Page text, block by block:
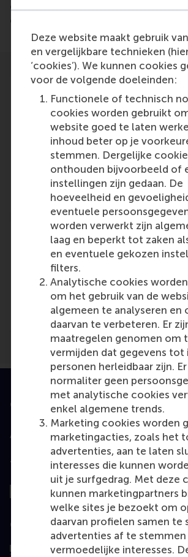
Deze website maakt gebruik
en vergelijkbare technieken
‘cookies’). We kunnen cookies
voor de volgende doeleinden:
Functionele of technisch
cookies worden gebruikt
website goed te laten
inhoud beter op je
stemmen. Dergelijke
onthouden bijvoorbeeld of
instellingen zijn gedaan. De
hoeveelheid en
eventuele
worden verwerkt zijn
laag en beperkt tot zaken
en eventuele gekozen
filters.
Analytische cookies
om het gebruik van de
algemeen te analyseren en
daarvan te verbeteren. Er
maatregelen genomen om
vermijden dat gegevens tot
personen herleidbaar zijn.
normaliter geen
met analytische cookies
enkel algemene trends.
Marketing cookies worden
marketingacties, zoals het
advertenties, aan te laten
interesses die kunnen
uit je surfgedrag. Met deze
kunnen marketingpartners
welke sites je bezoekt om
daarvan profielen samen te
advertenties af te stemmen
vermoedelijke interesses.
ondernemen.nl/events/
organisations-into-green-swans/
Participants
12824ska@eur.nl
Role: Faculty
Reference type: Featured
Media Outlets
www.duurzaam-
Geaccrediteerd door
Top gerangschikt
Geëvalueerd door